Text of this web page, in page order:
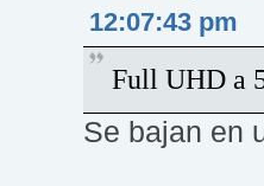
12:07:43 pm
Full UHD a
Se bajan en